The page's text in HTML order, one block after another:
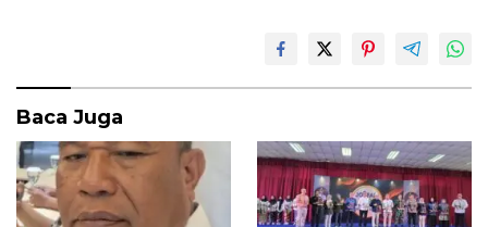
Baca Juga